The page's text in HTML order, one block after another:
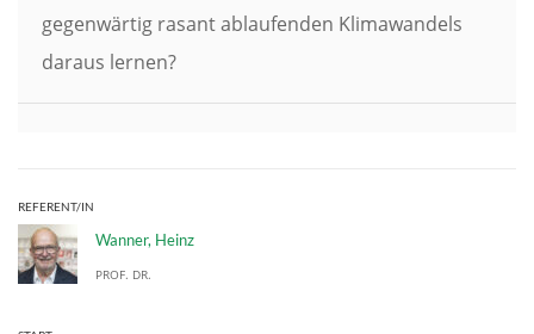
gegenwärtig rasant ablaufenden Klimawandels
daraus lernen?
REFERENT/IN
Wanner, Heinz
PROF. DR.